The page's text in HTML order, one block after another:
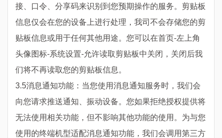
接、口令、分享码来识别到您预期操作的服务。剪贴板
信息仅会在您的设备上进行处理，我司不会存储您的剪
贴板信息或用于任何其他用途。您可以在首页-左上角
头像图标-系统设置-允许读取剪贴板中关闭，关闭后我
们将不再读取您的剪贴板信息。
3.5消息通知功能：当您使用消息通知服务时，我们会
向您请求推送通知、振动设备。您如果拒绝授权提供将
无法使用相关功能，但不影响其他功能的使用。为与您
使用的终端机型适配消息通知功能，我们会调用第三方